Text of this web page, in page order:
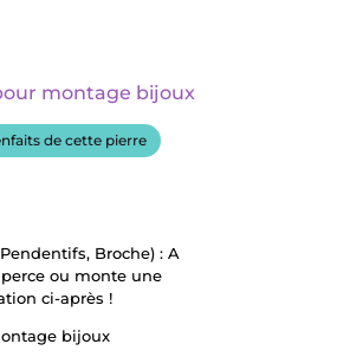
montage bijoux
de cette pierre
Broche) : A
ou monte une
ci-après !
bijoux